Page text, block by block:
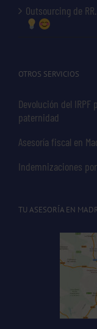
Outsourcing de
OTROS SERVICIOS
Devolución del
paternidad
Asesoría fiscal en
Indemnizaciones
TU ASESORÍA EN